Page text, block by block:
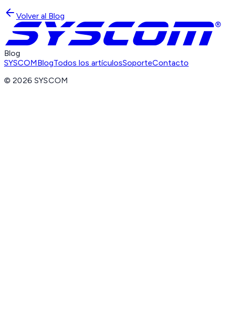
Volver al Blog
Blog
SYSCOMBlogTodos los artículosSoporteContacto
©2026 SYSCOM